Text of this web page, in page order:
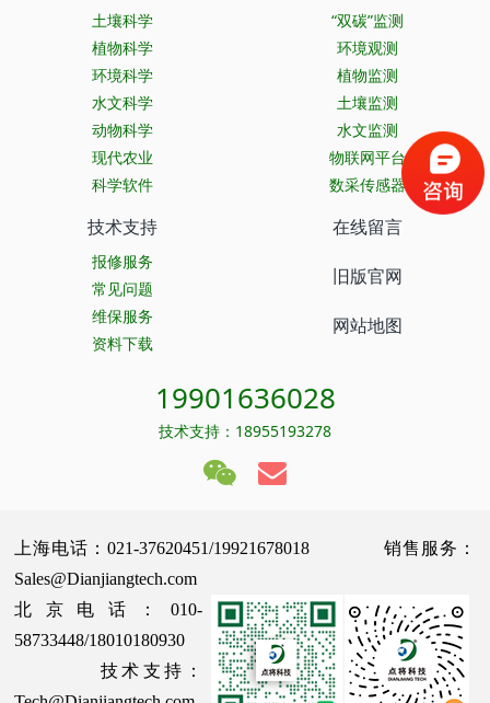
土壤科学
植物科学
环境科学
水文科学
动物科学
现代农业
科学软件
“双碳”监测
环境观测
植物监测
土壤监测
水文监测
物联网平台
数采传感器
技术支持
报修服务
常见问题
维保服务
资料下载
在线留言
旧版官网
网站地图
19901636028
技术支持：18955193278
上海电话：021-37620451/19921678018 销售服务：
Sales@Dianjiangtech.com
北京电话：010-
58733448/18010180930
技术支持：